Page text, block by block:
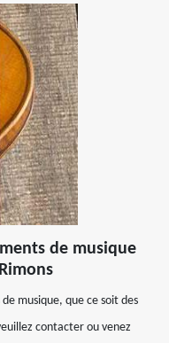
de musique
musique, que ce soit des
contacter ou venez